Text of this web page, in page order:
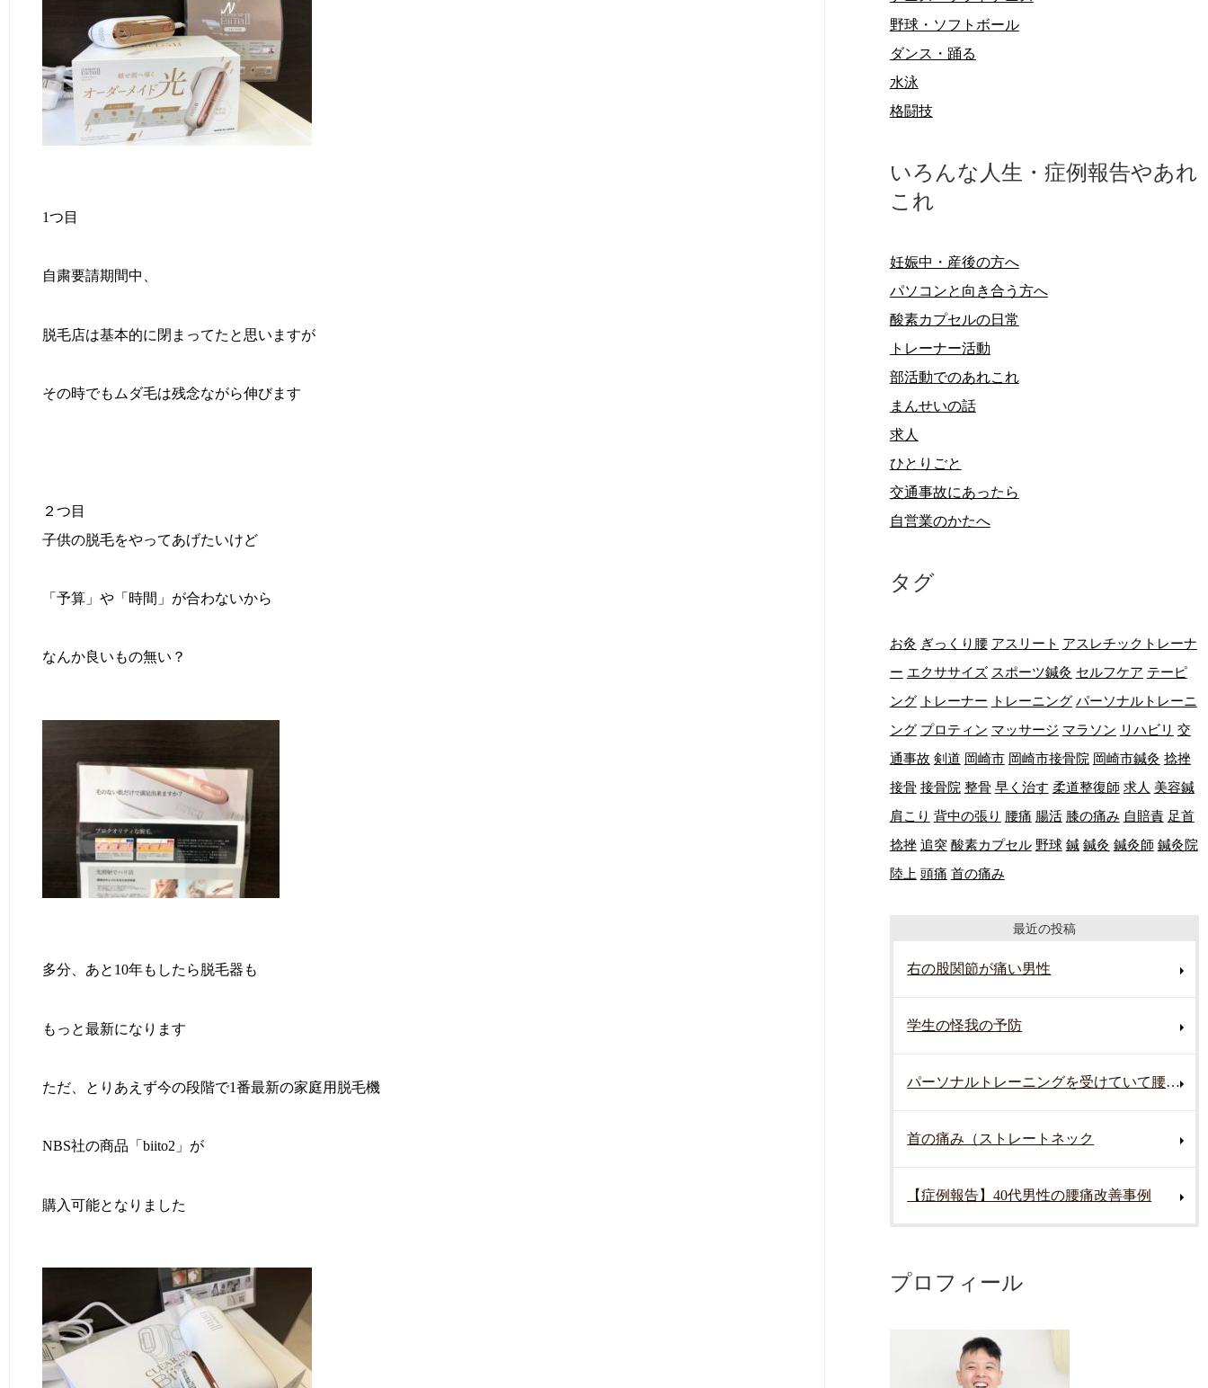
1つ目
自粛要請期間中、
脱毛店は基本的に閉まってたと思いますが
その時でもムダ毛は残念ながら伸びます
２つ目
子供の脱毛をやってあげたいけど
「予算」や「時間」が合わないから
なんか良いもの無い？
多分、あと10年もしたら脱毛器も
もっと最新になります
ただ、とりあえず今の段階で1番最新の家庭用脱毛機
NBS社の商品「biito2」が
購入可能となりました
野球・ソフトボール
ダンス・踊る
水泳
格闘技
いろんな人生・症例報告やあれ
これ
妊娠中・産後の方へ
パソコンと向き合う方へ
酸素カプセルの日常
トレーナー活動
部活動でのあれこれ
まんせいの話
求人
ひとりごと
交通事故にあったら
自営業のかたへ
タグ
お灸 ぎっくり腰 アスリート アスレチックトレーナ
ー エクササイズ スポーツ鍼灸 セルフケア テーピ
ング トレーナー トレーニング パーソナルトレーニ
ング プロティン マッサージ マラソン リハビリ 交
通事故 剣道 岡崎市 岡崎市接骨院 岡崎市鍼灸 捻挫
接骨 接骨院 整骨 早く治す 柔道整復師 求人 美容鍼
肩こり 背中の張り 腰痛 腸活 膝の痛み 自賠責 足首
捻挫 追突 酸素カプセル 野球 鍼 鍼灸 鍼灸師 鍼灸院
陸上 頭痛 首の痛み
最近の投稿
右の股関節が痛い男性
学生の怪我の予防
パーソナルトレーニングを受けていて腰を痛めた
首の痛み（ストレートネック
【症例報告】40代男性の腰痛改善事例
プロフィール